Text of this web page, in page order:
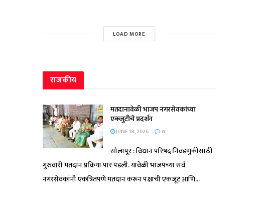
LOAD MORE
राजकीय
मतदानावेळी भाजप नगरसेवकांच्या
एकजुटीचे प्रदर्शन
JUNE 18, 2026 0
सोलापूर : विधान परिषद निवडणुकीसाठी
गुरुवारी मतदान प्रक्रिया पार पडली. यावेळी भाजपच्या सर्व
नगरसेवकांनी एकत्रितपणे मतदान करून पक्षाची एकजूट आणि...